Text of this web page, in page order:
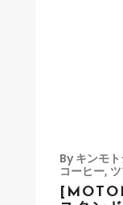
By キンモ
コーヒー,